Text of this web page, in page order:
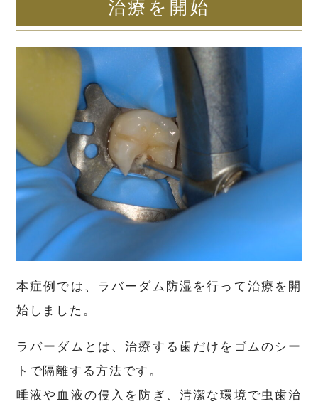
治療を開始
本症例では、ラバーダム防湿を行って治療を開
始しました。
ラバーダムとは、治療する歯だけをゴムのシー
トで隔離する方法です。
唾液や血液の侵入を防ぎ、清潔な環境で虫歯治